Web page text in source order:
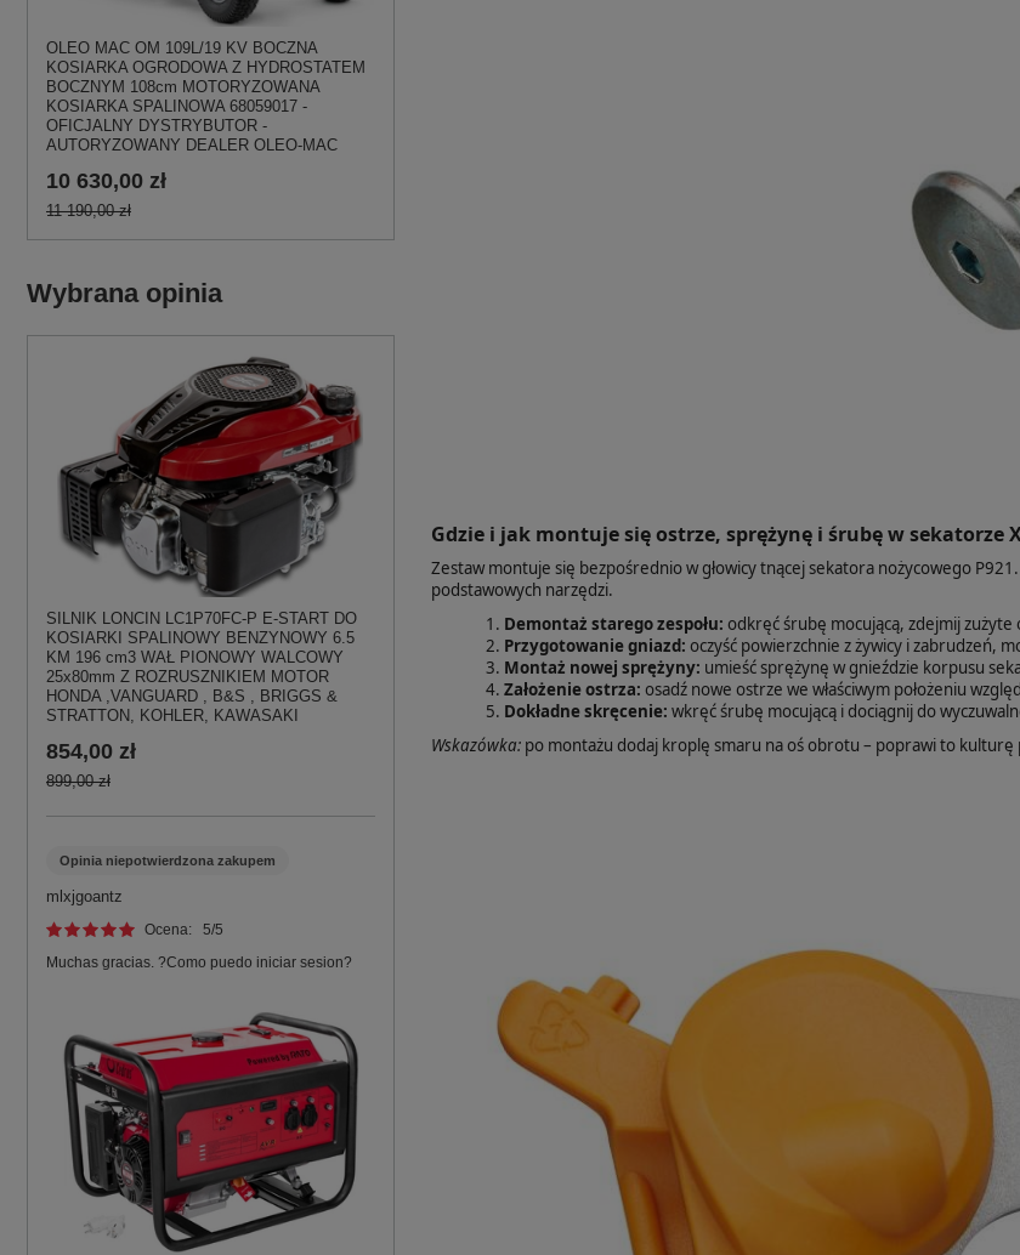
OLEO MAC OM 109L/19 KV BOCZNA
KOSIARKA OGRODOWA Z HYDROSTATEM
BOCZNYM 108cm MOTORYZOWANA
KOSIARKA SPALINOWA 68059017 -
OFICJALNY DYSTRYBUTOR -
AUTORYZOWANY DEALER OLEO-MAC
10 630,00 zł
11 190,00 zł
Wybrana opinia
SILNIK LONCIN LC1P70FC-P E-START DO
KOSIARKI SPALINOWY BENZYNOWY 6.5
KM 196 cm3 WAŁ PIONOWY WALCOWY
25x80mm Z ROZRUSZNIKIEM MOTOR
HONDA ,VANGUARD , B&S , BRIGGS &
STRATTON, KOHLER, KAWASAKI
854,00 zł
899,00 zł
Opinia niepotwierdzona zakupem
mlxjgoantz
Ocena: 5/5
Muchas gracias. ?Como puedo iniciar sesion?
Gdzie i jak montuje się ostrze, sprężynę i śrubę w sekatorze
Zestaw montuje się bezpośrednio w głowicy tnącej sekatora nożycowego
podstawowych narzędzi.
Demontaż starego zespołu: odkręć śrubę mocującą, zdejmij
Przygotowanie gniazd: oczyść powierzchnie z żywicy i zabrudzeń,
Montaż nowej sprężyny: umieść sprężynę w gnieździe korpusu
Założenie ostrza: osadź nowe ostrze we właściwym położeniu
Dokładne skręcenie: wkręć śrubę mocującą i dociągnij do
Wskazówka:po montażu dodaj kroplę smaru na oś obrotu – poprawi to kulturę